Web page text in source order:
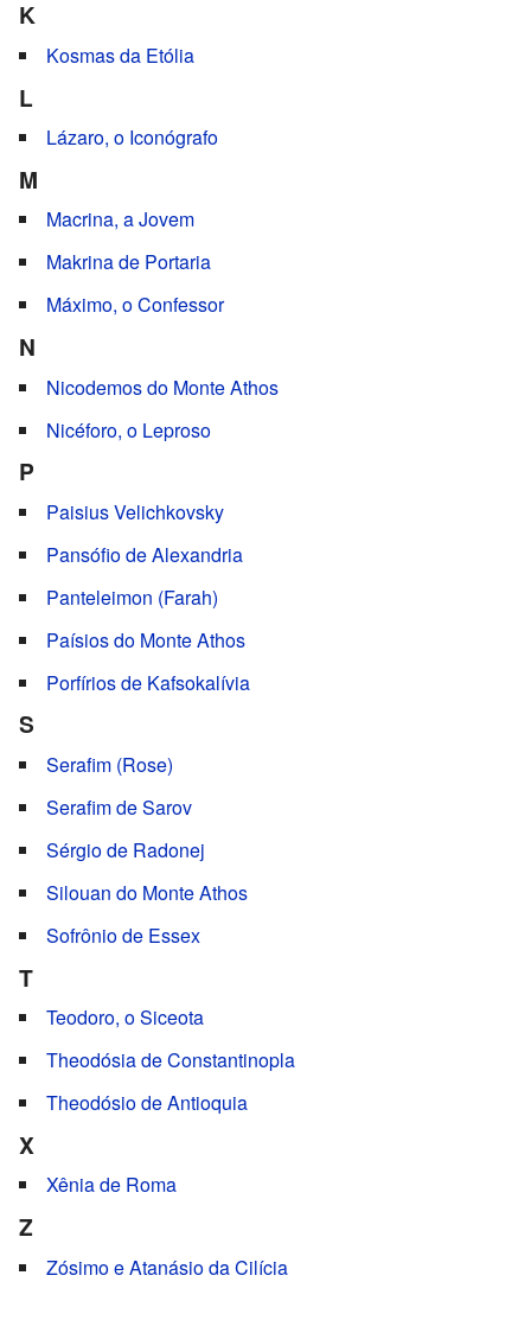
K
Kosmas da Etólia
L
Lázaro, o Iconógrafo
M
Macrina, a Jovem
Makrina de Portaria
Máximo, o Confessor
N
Nicodemos do Monte Athos
Nicéforo, o Leproso
P
Paisius Velichkovsky
Pansófio de Alexandria
Panteleimon (Farah)
Paísios do Monte Athos
Porfírios de Kafsokalívia
S
Serafim (Rose)
Serafim de Sarov
Sérgio de Radonej
Silouan do Monte Athos
Sofrônio de Essex
T
Teodoro, o Siceota
Theodósia de Constantinopla
Theodósio de Antioquia
X
Xênia de Roma
Z
Zósimo e Atanásio da Cilícia